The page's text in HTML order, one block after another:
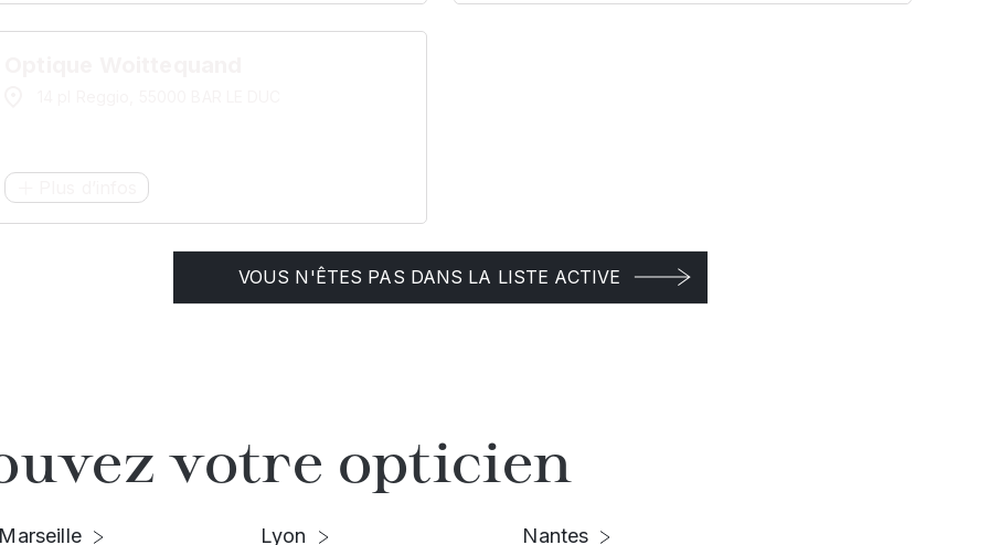
VOUS N'ÊTES PAS DANS LA LISTE ACTIVE
votre opticien
Lyon
Nantes